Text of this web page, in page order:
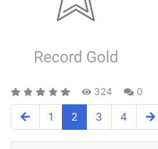
324 0
1 2 3 4